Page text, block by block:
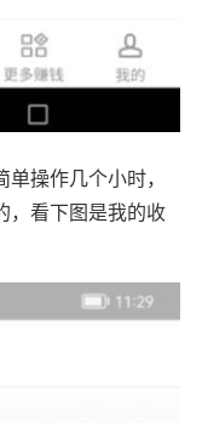
操作几个小时，
，看下图是我的收